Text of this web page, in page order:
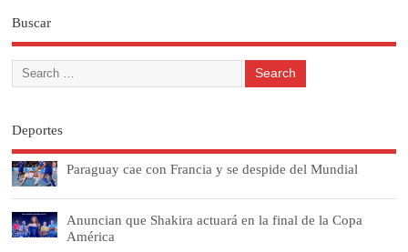
Buscar
Deportes
Paraguay cae con Francia y se despide del Mundial
Anuncian que Shakira actuará en la final de la Copa
América